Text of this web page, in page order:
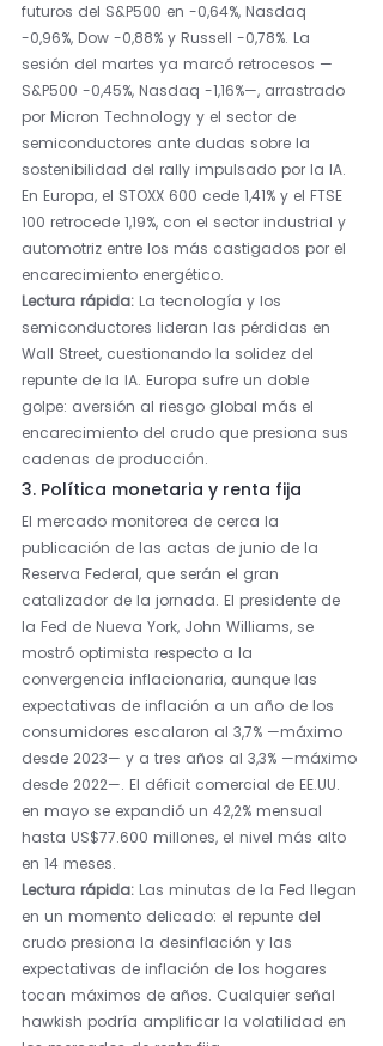
futuros del S&P500 en -0,64%, Nasdaq
-0,96%, Dow -0,88% y Russell -0,78%. La
sesión del martes ya marcó retrocesos —
S&P500 -0,45%, Nasdaq -1,16%—, arrastrado
por Micron Technology y el sector de
semiconductores ante dudas sobre la
sostenibilidad del rally impulsado por la IA.
En Europa, el STOXX 600 cede 1,41% y el FTSE
100 retrocede 1,19%, con el sector industrial y
automotriz entre los más castigados por el
encarecimiento energético.
Lectura rápida: La tecnología y los
semiconductores lideran las pérdidas en
Wall Street, cuestionando la solidez del
repunte de la IA. Europa sufre un doble
golpe: aversión al riesgo global más el
encarecimiento del crudo que presiona sus
cadenas de producción.
3. Política monetaria y renta fija
El mercado monitorea de cerca la
publicación de las actas de junio de la
Reserva Federal, que serán el gran
catalizador de la jornada. El presidente de
la Fed de Nueva York, John Williams, se
mostró optimista respecto a la
convergencia inflacionaria, aunque las
expectativas de inflación a un año de los
consumidores escalaron al 3,7% —máximo
desde 2023— y a tres años al 3,3% —máximo
desde 2022—. El déficit comercial de EE.UU.
en mayo se expandió un 42,2% mensual
hasta US$77.600 millones, el nivel más alto
en 14 meses.
Lectura rápida: Las minutas de la Fed llegan
en un momento delicado: el repunte del
crudo presiona la desinflación y las
expectativas de inflación de los hogares
tocan máximos de años. Cualquier señal
hawkish podría amplificar la volatilidad en